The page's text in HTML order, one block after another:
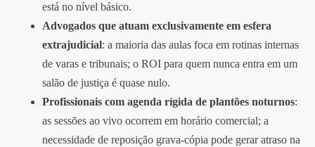
está no nível básico.
Advogados que atuam exclusivamente em esfera
extrajudicial: a maioria das aulas foca em rotinas internas
de varas e tribunais; o ROI para quem nunca entra em um
salão de justiça é quase nulo.
Profissionais com agenda rígida de plantões noturnos:
as sessões ao vivo ocorrem em horário comercial; a
necessidade de reposição grava‑cópia pode gerar atraso na